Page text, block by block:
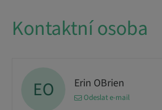
Kontaktní osoba
EO Erin OBrien
Odeslat e-mail